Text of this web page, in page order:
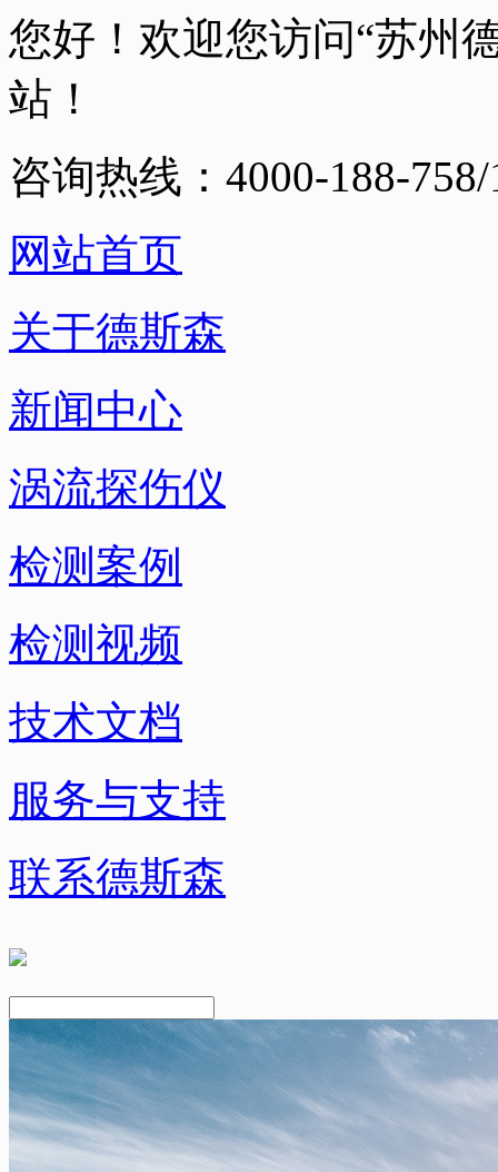
您好！欢迎您访问“苏州
站！
咨询热线：4000-188-758/
网站首页
关于德斯森
新闻中心
涡流探伤仪
检测案例
检测视频
技术文档
服务与支持
联系德斯森